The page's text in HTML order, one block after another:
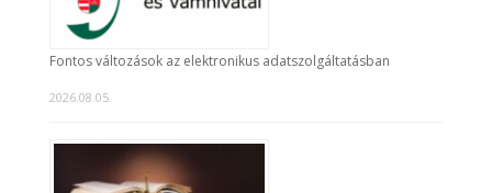
Fontos változások az elektronikus adatszolgáltatásban
2026.08.05.